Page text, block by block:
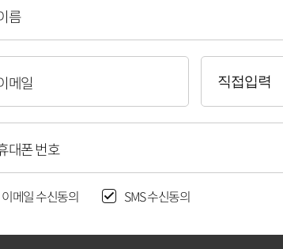
름
메일 직접입력
대폰 번호
이메일 수신동의 SMS 수신동의